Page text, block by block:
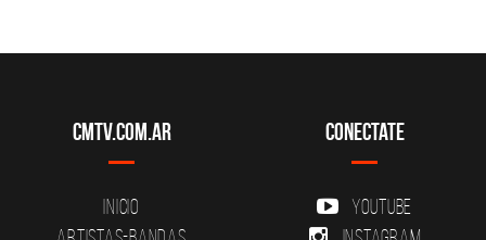
CMTV.com.ar
Inicio
Conectate
YouTube